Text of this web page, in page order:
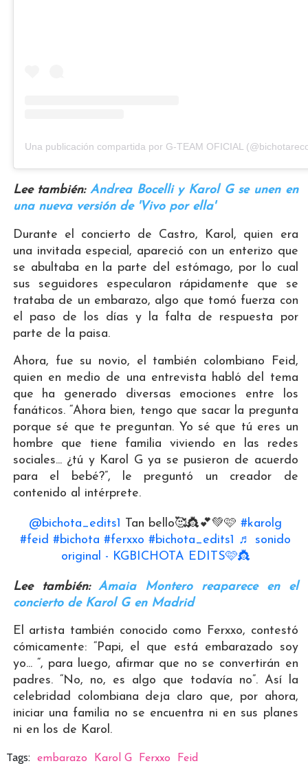
Una publicación compartida por G-TEAM OFICIAL
Lee también:Andrea Bocelli y Karol G se unen en
una nueva versión de 'Vivo por ella'
Durante el concierto de Castro, Karol, quien era
una invitada especial, apareció con un enterizo que
se abultaba en la parte del estómago, por lo cual
sus seguidores especularon rápidamente que se
trataba de un embarazo, algo que tomó fuerza con
el paso de los días y la falta de respuesta por
parte de la paisa.
Ahora, fue su novio, el también colombiano Feid,
quien en medio de una entrevista habló del tema
que ha generado diversas emociones entre los
fanáticos. “Ahora bien, tengo que sacar la pregunta
porque sé que te preguntan. Yo sé que tú eres un
hombre que tiene familia viviendo en las redes
sociales... ¿tú y Karol G ya se pusieron de acuerdo
para el bebé?”, le preguntó un creador de
contenido al intérprete.
@bichota_edits1 Tan bello🥰👸💕💚🩷#karolg
#feid #bichota #ferxxo #bichota_edits1 ♬ sonido
original - KGBICHOTA EDITS🩷👸
Lee también:Amaia Montero reaparece en el
concierto de Karol G en Madrid
El artista también conocido como Ferxxo, contestó
cómicamente: “Papi, el que está embarazado soy
yo... “, para luego, afirmar que no se convertirán en
padres. “No, no, es algo que todavía no”. Así la
celebridad colombiana deja claro que, por ahora,
iniciar una familia no se encuentra ni en sus planes
ni en los de Karol.
Tags: embarazo Karol G Ferxxo Feid